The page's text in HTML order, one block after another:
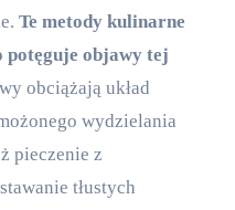
Te metody kulinarne
potęguje objawy tej
obciążają układ
wydzielania
pieczenie z
tłustych